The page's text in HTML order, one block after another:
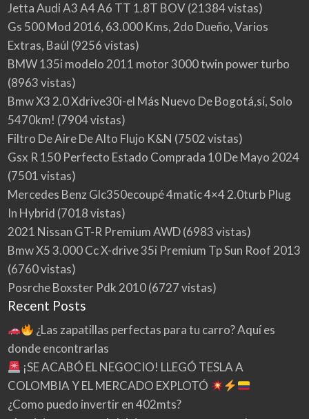
Jetta Audi A3 A4 A6 TT 1.8T BOV(21384 vistas)
Gs 500 Mod 2016, 63.000 Kms, 2do Dueño, Varios
Extras, Baúl (9256 vistas)
BMW 135i modelo 2011 motor 3000 twin power turbo
(8963 vistas)
Bmw X3 2.0 Xdrive30i-el Más Nuevo De Bogotá,sí, Solo
5470km! (7904 vistas)
Filtro De Aire De Alto Flujo K&N (7502 vistas)
Gsx R 150 Perfecto Estado Comprada 10 De Mayo 2024
(7501 vistas)
Mercedes Benz Glc350ecoupé 4matic 4×4 2.0turb Plug
In Hybrid (7018 vistas)
2021 Nissan GT-R Premium AWD(6983 vistas)
Bmw X5 3.000 Cc X-drive 35i Premium Tp Sun Roof 2013
(6760 vistas)
Posrche Boxster Pdk 2010(6727 vistas)
Recent Posts
¿Las zapatillas perfectas para tu carro? Aquí es
donde encontrarlas
¡SE ACABÓ EL NEGOCIO! LLEGÓ TESLA A
COLOMBIA Y EL MERCADO EXPLOTÓ
¿Como puedo invertir en 402mts?